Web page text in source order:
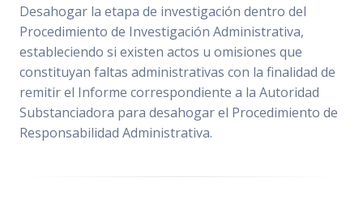
Desahogar la etapa de investigación dentro del
Procedimiento de Investigación Administrativa,
estableciendo si existen actos u omisiones que
constituyan faltas administrativas con la finalidad de
remitir el Informe correspondiente a la Autoridad
Substanciadora para desahogar el Procedimiento de
Responsabilidad Administrativa.